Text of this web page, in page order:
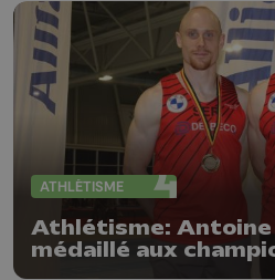
ATHLÉTISME
Athlétisme: Antoine
médaillé aux